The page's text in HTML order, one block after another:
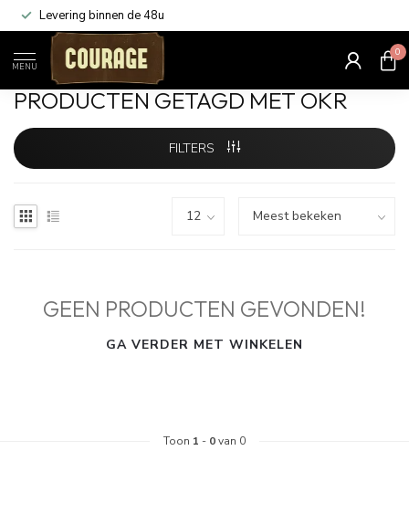
Levering binnen de 48u
MENU
0
Home Tags / okr
PRODUCTEN GETAGD MET OKR
FILTERS
GEEN PRODUCTEN GEVONDEN!
GA VERDER MET WINKELEN
Toon 1 - 0van 0